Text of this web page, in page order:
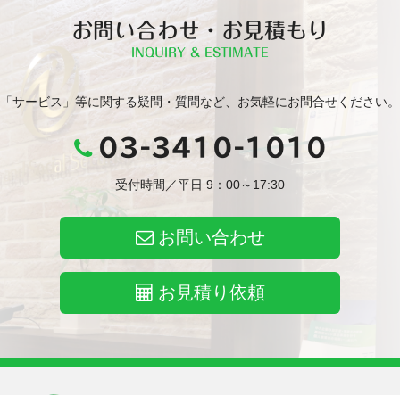
お問い合わせ・お見積もり
INQUIRY & ESTIMATE
「サービス」等に関する疑問・質問など、お気軽にお問合せください。
03-3410-1010
受付時間／平日 9：00～17:30
お問い合わせ
お見積り依頼